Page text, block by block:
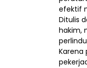
efektif
Ditulis
hakim,
Karena